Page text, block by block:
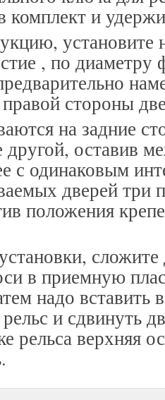
комплект и
, по диаметру
стороны
на задние
другой, оставив
с одинаковым
дверей три
положения
сложите
в приемную
надо вставить
и сдвинуть
рельса верхняя